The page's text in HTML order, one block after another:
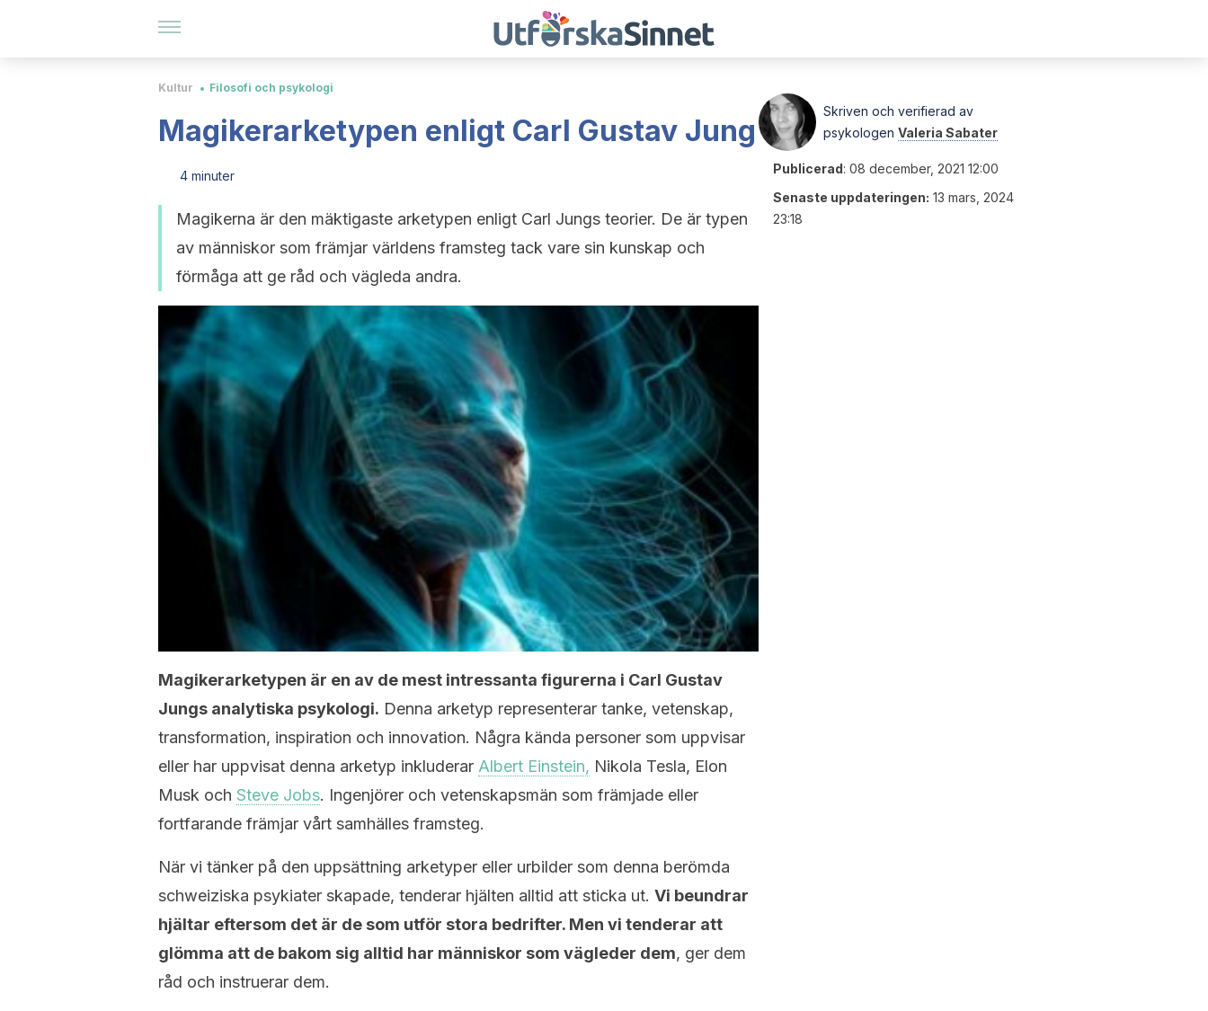
Kultur Filosofi och psykologi
Magikerarketypen enligt Carl Gustav Jung
4 minuter
Magikerna är den mäktigaste arketypen enligt Carl Jungs teorier. De är typen
av människor som främjar världens framsteg tack vare sin kunskap och
förmåga att ge råd och vägleda andra.
Magikerarketypen är en av de mest intressanta figurerna i Carl Gustav
Jungs analytiska psykologi. Denna arketyp representerar tanke, vetenskap,
transformation, inspiration och innovation. Några kända personer som uppvisar
eller har uppvisat denna arketyp inkluderar Albert Einstein, Nikola Tesla, Elon
Musk och Steve Jobs. Ingenjörer och vetenskapsmän som främjade eller
fortfarande främjar vårt samhälles framsteg.
När vi tänker på den uppsättning arketyper eller urbilder som denna berömda
schweiziska psykiater skapade, tenderar hjälten alltid att sticka ut. Vi beundrar
hjältar eftersom det är de som utför stora bedrifter. Men vi tenderar att
glömma att de bakom sig alltid har människor som vägleder dem, ger dem
råd och instruerar dem.
Skriven och verifierad av
psykologen Valeria Sabater
Publicerad: 08 december, 2021 12:00
Senaste uppdateringen: 13 mars, 2024
23:18